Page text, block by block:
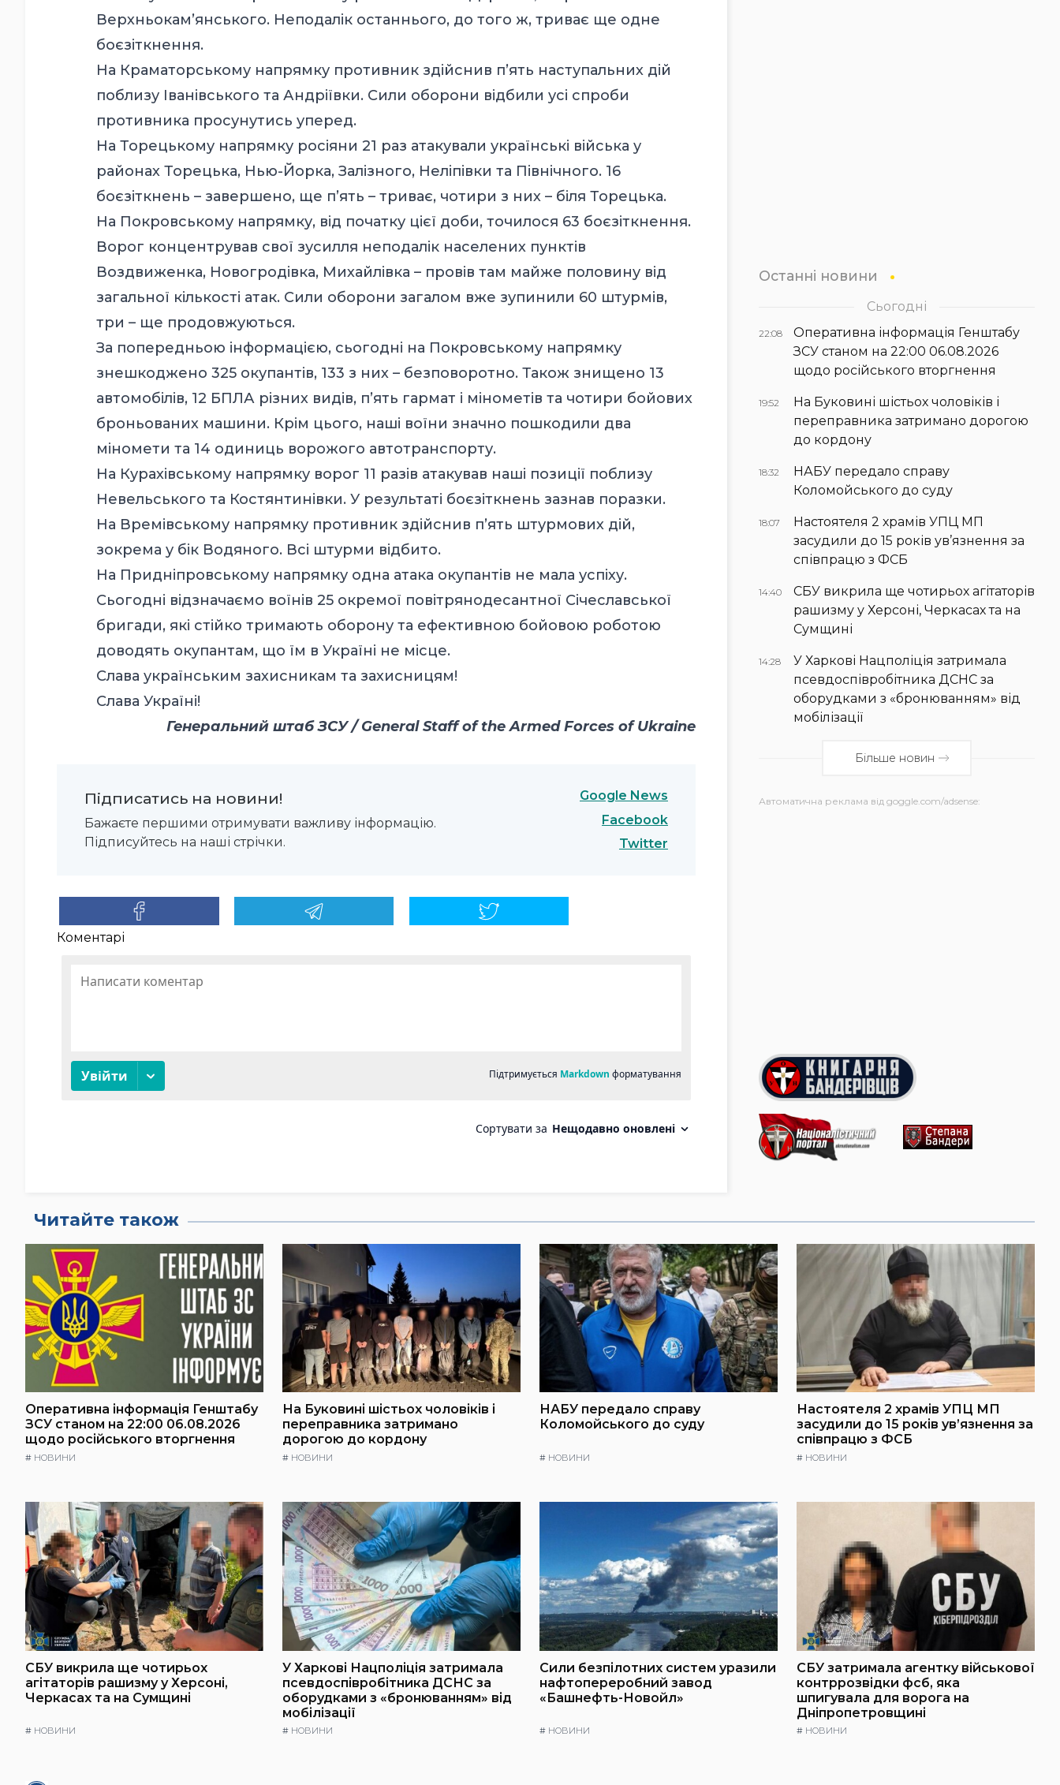
Верхньокам’янського. Неподалік останнього, до того ж, триває ще одне
боєзіткнення.
На Краматорському напрямку противник здійснив п’ять наступальних дій
поблизу Іванівського та Андріївки. Сили оборони відбили усі спроби
противника просунутись уперед.
На Торецькому напрямку росіяни 21 раз атакували українські війська у
районах Торецька, Нью-Йорка, Залізного, Неліпівки та Північного. 16
боєзіткнень – завершено, ще п’ять – триває, чотири з них – біля Торецька.
На Покровському напрямку, від початку цієї доби, точилося 63 боєзіткнення.
Ворог концентрував свої зусилля неподалік населених пунктів
Воздвиженка, Новогродівка, Михайлівка – провів там майже половину від
загальної кількості атак. Сили оборони загалом вже зупинили 60 штурмів,
три – ще продовжуються.
За попередньою інформацією, сьогодні на Покровському напрямку
знешкоджено 325 окупантів, 133 з них – безповоротно. Також знищено 13
автомобілів, 12 БПЛА різних видів, п’ять гармат і мінометів та чотири бойових
броньованих машини. Крім цього, наші воїни значно пошкодили два
міномети та 14 одиниць ворожого автотранспорту.
На Курахівському напрямку ворог 11 разів атакував наші позиції поблизу
Невельського та Костянтинівки. У результаті боєзіткнень зазнав поразки.
На Времівському напрямку противник здійснив п’ять штурмових дій,
зокрема у бік Водяного. Всі штурми відбито.
На Придніпровському напрямку одна атака окупантів не мала успіху.
Сьогодні відзначаємо воїнів 25 окремої повітрянодесантної Січеславської
бригади, які стійко тримають оборону та ефективною бойовою роботою
доводять окупантам, що їм в Україні не місце.
Слава українським захисникам та захисницям!
Слава Україні!
Генеральний штаб ЗСУ / General Staff of the Armed Forces of Ukraine
Підписатись на новини!
Бажаєте першими отримувати важливу інформацію.
Підписуйтесь на наші стрічки.
Google News
Facebook
Twitter
Коментарі
Останні новини
Сьогодні
22:08
Оперативна інформація Генштабу
ЗСУ станом на 22:00 06.08.2026
щодо російського вторгнення
19:52
На Буковині шістьох чоловіків і
переправника затримано дорогою
до кордону
18:32
НАБУ передало справу
Коломойського до суду
18:07
Настоятеля 2 храмів УПЦ МП
засудили до 15 років ув’язнення за
співпрацю з ФСБ
14:40
СБУ викрила ще чотирьох агітаторів
рашизму у Херсоні, Черкасах та на
Сумщині
14:28
У Харкові Нацполіція затримала
псевдоспівробітника ДСНС за
оборудками з «бронюванням» від
мобілізації
Більше новин
Автоматична реклама від goggle.com/adsense:
Читайте також
Оперативна інформація Генштабу
ЗСУ станом на 22:00 06.08.2026
щодо російського вторгнення
# НОВИНИ
На Буковині шістьох чоловіків і
переправника затримано
дорогою до кордону
# НОВИНИ
НАБУ передало справу
Коломойського до суду
# НОВИНИ
Настоятеля 2 храмів УПЦ МП
засудили до 15 років ув’язнення за
співпрацю з ФСБ
# НОВИНИ
СБУ викрила ще чотирьох
агітаторів рашизму у Херсоні,
Черкасах та на Сумщині
# НОВИНИ
У Харкові Нацполіція затримала
псевдоспівробітника ДСНС за
оборудками з «бронюванням» від
мобілізації
# НОВИНИ
Сили безпілотних систем уразили
нафтопереробний завод
«Башнефть-Новойл»
# НОВИНИ
СБУ затримала агентку військової
контррозвідки фсб, яка
шпигувала для ворога на
Дніпропетровщині
# НОВИНИ